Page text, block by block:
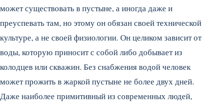
может существовать в пустыне, а иногда даже и
преуспевать там, но этому он обязан своей технической
культуре, а не своей физиологии. Он целиком зависит от
воды, которую приносит с собой либо добывает из
колодцев или скважин. Без снабжения водой человек
может прожить в жаркой пустыне не более двух дней.
Даже наиболее примитивный из современных людей,